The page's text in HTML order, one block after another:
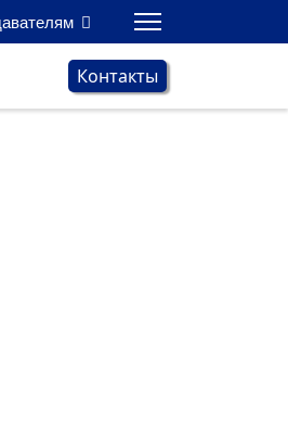
Контакты